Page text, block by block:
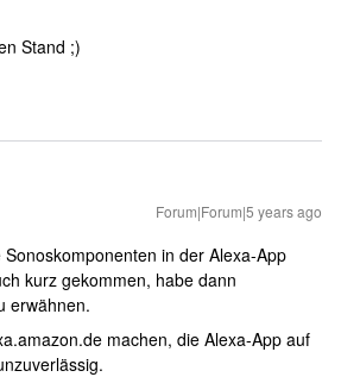
Stand ;)
Forum|Forum|5 years ago
in der Alexa-App
kurz gekommen, habe dann
erwähnen.
machen, die Alexa-App auf